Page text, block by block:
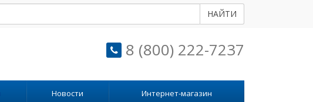
НАЙТИ
8 (800) 222-7237
Новости Интернет-магазин